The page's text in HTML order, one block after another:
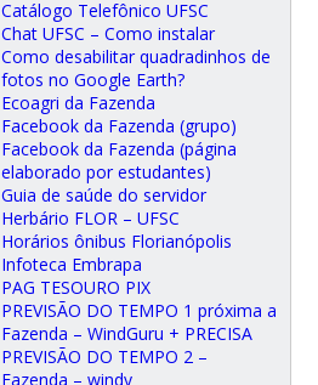
Catálogo Telefônico UFSC
Chat UFSC – Como instalar
Como desabilitar quadradinhos de
fotos no Google Earth?
Ecoagri da Fazenda
Facebook da Fazenda (grupo)
Facebook da Fazenda (página
elaborado por estudantes)
Guia de saúde do servidor
Herbário FLOR – UFSC
Horários ônibus Florianópolis
Infoteca Embrapa
PAG TESOURO PIX
PREVISÃO DO TEMPO 1 próxima a
Fazenda – WindGuru + PRECISA
PREVISÃO DO TEMPO 2 –
Fazenda – windy